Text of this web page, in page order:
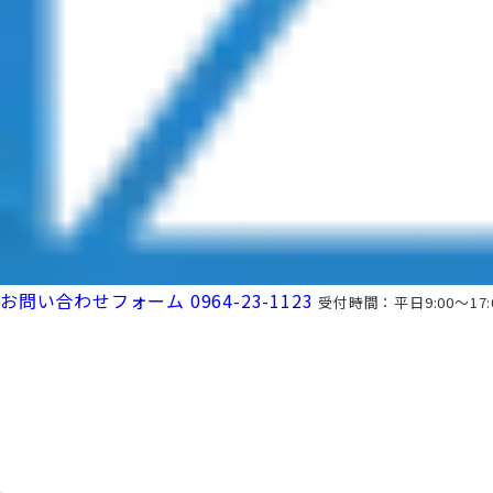
お問い合わせフォーム 0964-23-1123 受付時間：平日9:00～